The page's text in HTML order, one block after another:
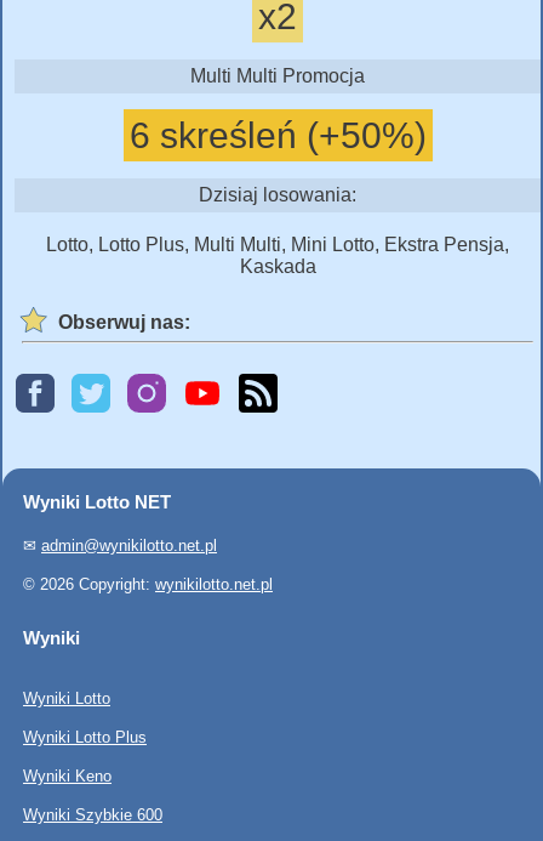
x2
Multi Multi Promocja
6 skreśleń (+50%)
Dzisiaj losowania:
Lotto, Lotto Plus, Multi Multi, Mini Lotto, Ekstra Pensja,
Kaskada
Obserwuj nas:
Wyniki Lotto NET
✉ admin@wynikilotto.net.pl
© 2026 Copyright: wynikilotto.net.pl
Wyniki
Wyniki Lotto
Wyniki Lotto Plus
Wyniki Keno
Wyniki Szybkie 600